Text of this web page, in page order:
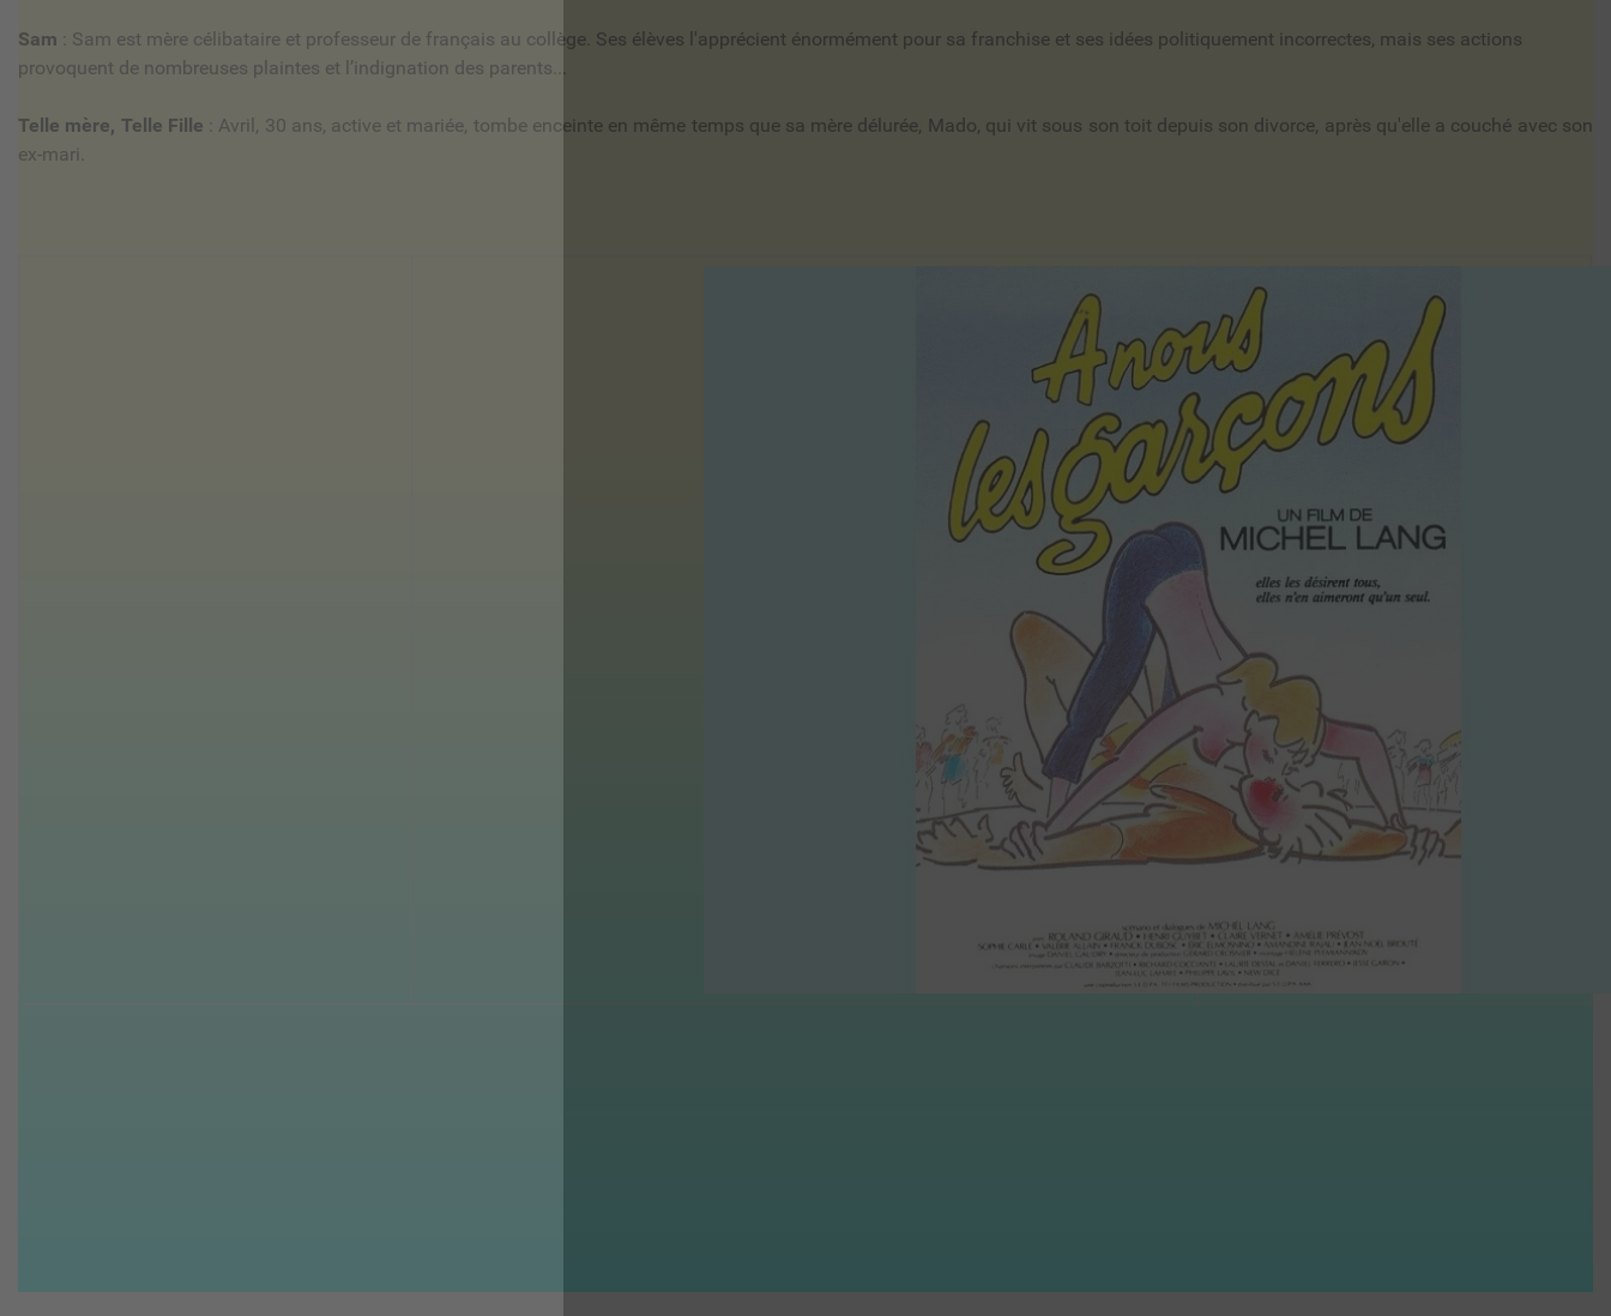
Sam : Sam est mère célibataire et professeur de français au collège. Ses élèves l'apprécient énormément pour sa franchise et ses idées politiquement incorrectes, mais ses actions
provoquent de nombreuses plaintes et l’indignation des parents...
Telle mère, Telle Fille
: Avril, 30 ans, active et mariée, tombe enceinte en même temps que sa mère délurée, Mado, qui vit sous son toit depuis son divorce, après qu'elle a couché avec son
ex-mari.